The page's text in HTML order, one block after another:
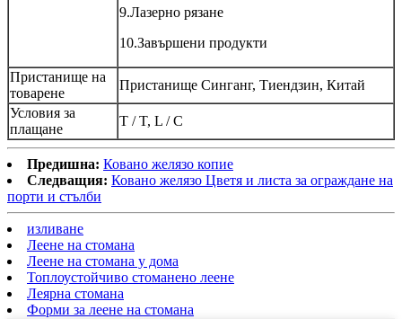
9.Лазерно рязане
10.Завършени продукти
Пристанище на
товарене
Пристанище Синганг, Тиендзин, Китай
Условия за
плащане
T / T, L / C
Предишна: Ковано желязо копие
Следващия: Ковано желязо Цветя и листа за ограждане на
порти и стълби
изливане
Леене на стомана
Леене на стомана у дома
Топлоустойчиво стоманено леене
Леярна стомана
Форми за леене на стомана